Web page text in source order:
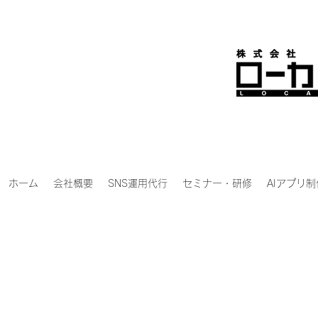
ホーム 会社概要 SNS運用代行 セミナー・研修 AIアプリ制